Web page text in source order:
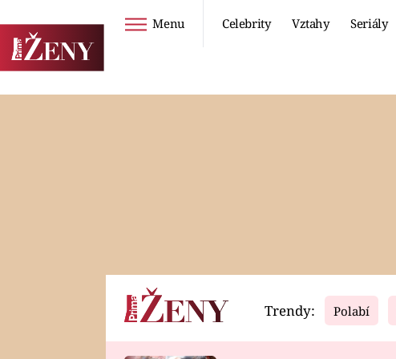
Menu Celebrity Vztahy Seriály
Horoskopy Video
Trendy: Polabí